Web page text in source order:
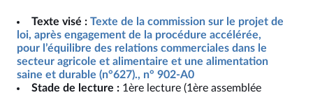
Texte visé : Texte de la commission sur le projet de
loi, après engagement de la procédure accélérée,
pour l’équilibre des relations commerciales dans le
secteur agricole et alimentaire et une alimentation
saine et durable (n°627)., n° 902-A0
Stade de lecture : 1ère lecture (1ère assemblée